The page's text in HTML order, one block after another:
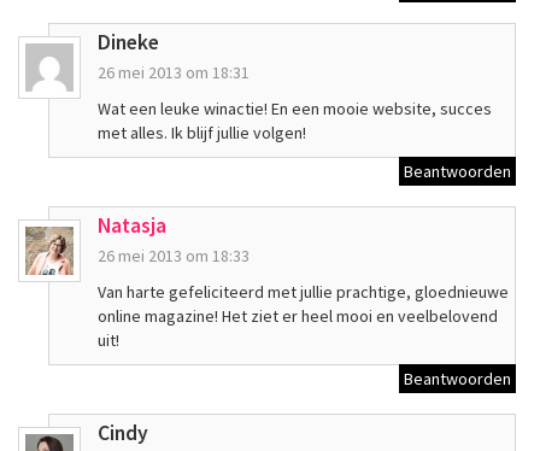
Dineke
26 mei 2013 om 18:31
Wat een leuke winactie! En een mooie website, succes
met alles. Ik blijf jullie volgen!
Beantwoorden
Natasja
26 mei 2013 om 18:33
Van harte gefeliciteerd met jullie prachtige, gloednieuwe
online magazine! Het ziet er heel mooi en veelbelovend
uit!
Beantwoorden
Cindy